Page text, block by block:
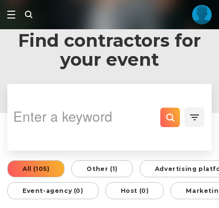
Find contractors for
your event
All (105) Other (1) Advertising
Event-agency (0) Host (0)